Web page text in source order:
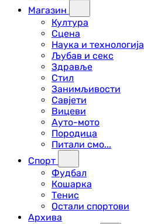
Магазин
Култура
Сцена
Наука и технологија
Љубав и секс
Здравље
Стил
Занимљивости
Савјети
Вицеви
Ауто-мото
Породица
Питали смо...
Спорт
Фудбал
Кошарка
Тенис
Остали спортови
Архива